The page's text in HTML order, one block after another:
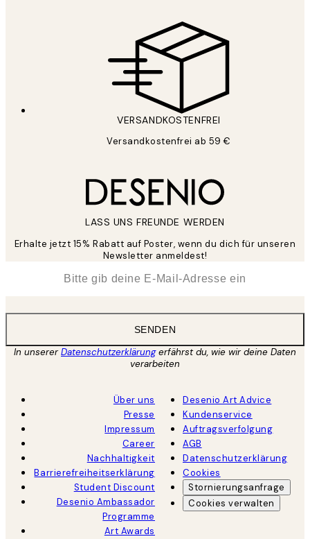
VERSANDKOSTENFREI
Versandkostenfrei ab 59 €
LASS UNS FREUNDE WERDEN
Erhalte jetzt 15% Rabatt auf Poster, wenn du dich für unseren
Newsletter anmeldest!
SENDEN
In unsererDatenschutzerklärungerfährst du, wie wir deine Daten
verarbeiten
Über uns
Presse
Impressum
Career
Nachhaltigkeit
Barrierefreiheitserklärung
Student Discount
Desenio Ambassador
Programme
Art Awards
Desenio Art Advice
Kundenservice
Auftragsverfolgung
AGB
Datenschutzerklärung
Cookies
Stornierungsanfrage
Cookies verwalten